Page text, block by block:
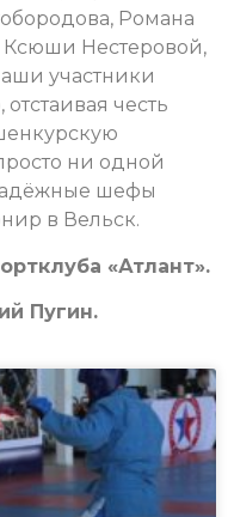
Романа
Ксюши Нестеровой,
участники
честь
ни одной
шефы
в Вельск.
«Атлант».
Пугин.